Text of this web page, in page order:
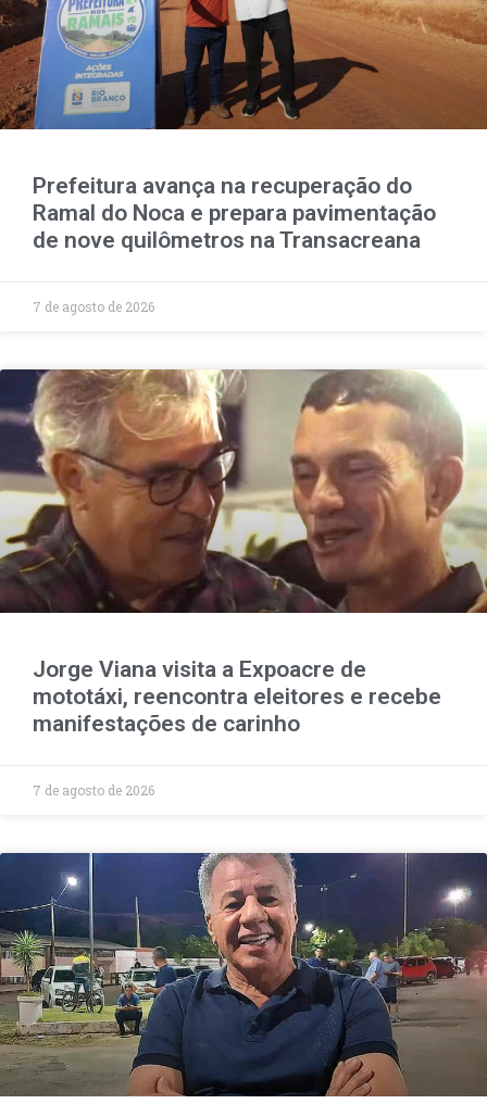
Prefeitura avança na recuperação do
Ramal do Noca e prepara pavimentação
de nove quilômetros na Transacreana
7 de agosto de 2026
Jorge Viana visita a Expoacre de
mototáxi, reencontra eleitores e recebe
manifestações de carinho
7 de agosto de 2026